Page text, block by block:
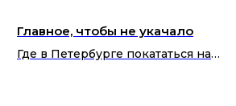
Главное, чтобы не укачало
Где в Петербурге покататься на